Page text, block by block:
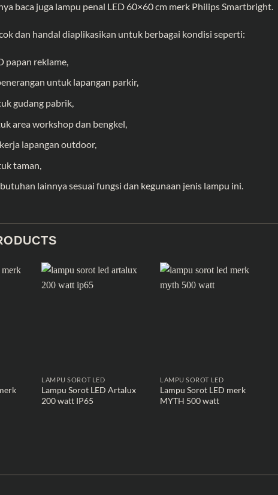
baca juga lampu penal LED 60×60 cm merk Philips Smartbright.
dan handal diaplikasikan untuk berbagai kondisi seperti:
papan reklame,
untuk lapangan parkir,
gudang pabrik,
area workshop dan bengkel,
lapangan outdoor,
taman,
lainnya sesuai fungsi dan kegunaan jenis lampu ini.
LAMPU SOROT LED
Lampu Sorot LED Artalux
200 watt IP65
LAMPU SOROT LED
Lampu Sorot LED merk
MYTH 500 watt